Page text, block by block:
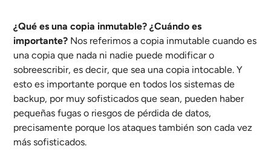
¿Qué es una copia inmutable? ¿Cuándo es
importante? Nos referimos a copia inmutable cuando es
una copia que nada ni nadie puede modificar o
sobreescribir, es decir, que sea una copia intocable. Y
esto es importante porque en todos los sistemas de
backup, por muy sofisticados que sean, pueden haber
pequeñas fugas o riesgos de pérdida de datos,
precisamente porque los ataques también son cada vez
más sofisticados.